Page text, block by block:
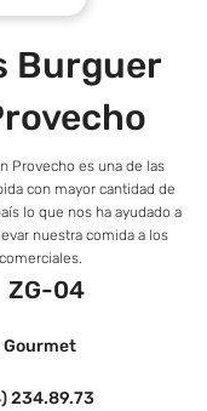
Burguer
Provecho es una de las
con mayor cantidad de
lo que nos ha ayudado a
nuestra comida a los
ZG-04
Gourmet
234.89.73